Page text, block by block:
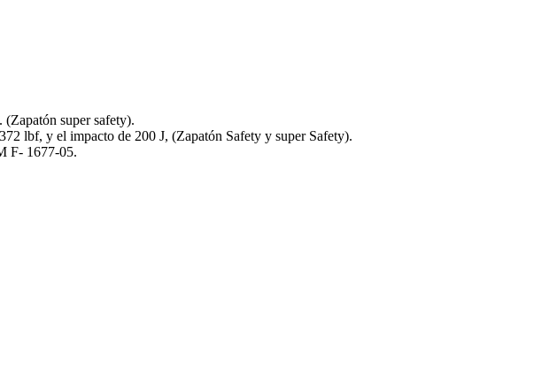
super safety).
lbf, y el impacto de 200 J, (Zapatón Safety y super Safety).
F- 1677-05.